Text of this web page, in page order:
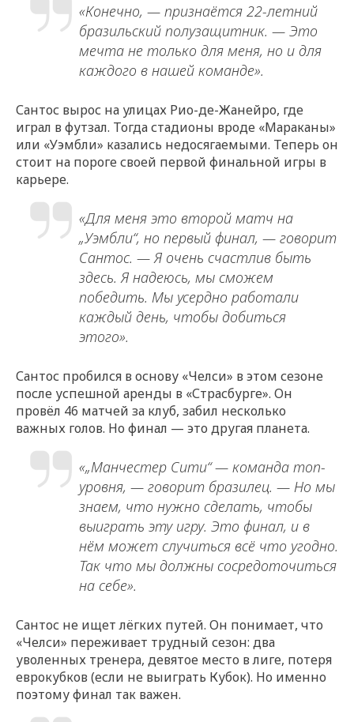
«Конечно, — признаётся 22-летний
бразильский полузащитник. — Это
мечта не только для меня, но и для
каждого в нашей команде».
Сантос вырос на улицах Рио-де-Жанейро, где
играл в футзал. Тогда стадионы вроде «Мараканы»
или «Уэмбли» казались недосягаемыми. Теперь он
стоит на пороге своей первой финальной игры в
карьере.
«Для меня это второй матч на
„Уэмбли“, но первый финал, — говорит
Сантос. — Я очень счастлив быть
здесь. Я надеюсь, мы сможем
победить. Мы усердно работали
каждый день, чтобы добиться
этого».
Сантос пробился в основу «Челси» в этом сезоне
после успешной аренды в «Страсбурге». Он
провёл 46 матчей за клуб, забил несколько
важных голов. Но финал — это другая планета.
«„Манчестер Сити“ — команда топ-
уровня, — говорит бразилец. — Но мы
знаем, что нужно сделать, чтобы
выиграть эту игру. Это финал, и в
нём может случиться всё что угодно.
Так что мы должны сосредоточиться
на себе».
Сантос не ищет лёгких путей. Он понимает, что
«Челси» переживает трудный сезон: два
уволенных тренера, девятое место в лиге, потеря
еврокубков (если не выиграть Кубок). Но именно
поэтому финал так важен.